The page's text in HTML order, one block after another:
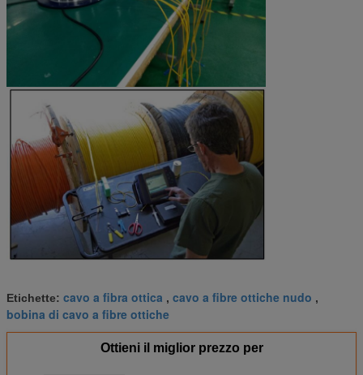
Etichette: cavo a fibra ottica , cavo a fibre ottiche nudo ,
bobina di cavo a fibre ottiche
Ottieni il miglior prezzo per